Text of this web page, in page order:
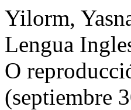
Yilorm,
Lengua
O
(septiembre